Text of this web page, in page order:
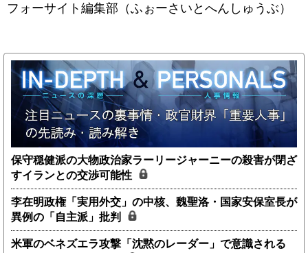
フォーサイト編集部（ふぉーさいとへんしゅうぶ）
保守穏健派の大物政治家ラーリージャーニーの殺害が閉ざ
すイランとの交渉可能性
李在明政権「実用外交」の中核、魏聖洛・国家安保室長が
異例の「自主派」批判
米軍のベネズエラ攻撃「沈黙のレーダー」で意識される